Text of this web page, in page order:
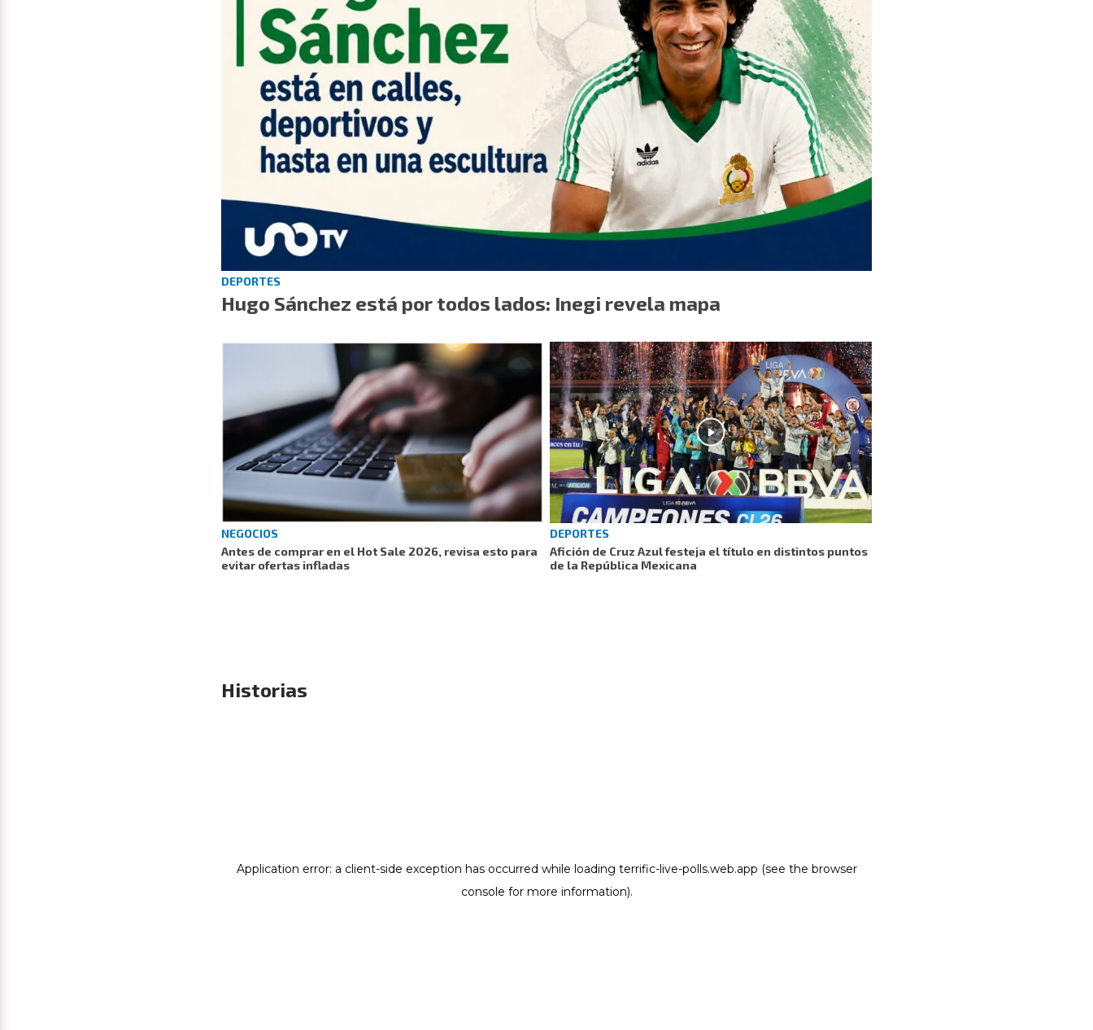
DEPORTES
Hugo Sánchez está por todos lados: Inegi revela mapa
NEGOCIOS
Antes de comprar en el Hot Sale 2026, revisa esto para
evitar ofertas infladas
DEPORTES
Afición de Cruz Azul festeja el título en distintos puntos
de la República Mexicana
Historias